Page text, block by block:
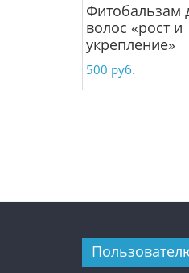
Фитобальзам
волос «рост и
укрепление»
500 руб.